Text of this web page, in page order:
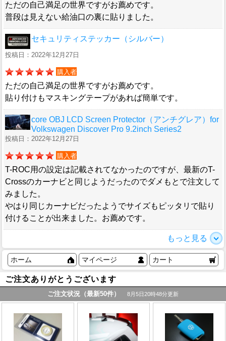
ただの自己満足の世界ですがお薦めです。
普段は見えない給油口の裏に貼りました。
セキュリティステッカー（シルバー）
投稿日：2022年12月27日
購入者
ただの自己満足の世界ですがお薦めです。
貼り付けもマスキングテープがあれば簡単です。
core OBJ LCD Screen Protector（アンチグレア）for
Volkswagen Discover Pro 9.2inch Series2
投稿日：2022年12月27日
購入者
T-ROC用の設定は記載されてなかったのですが、最新のT-
Crossのカーナビと同じようだったのでダメもとで注文して
みました。
やはり同じカーナビだったようでサイズもピッタリで貼り
付けることが出来ました。お薦めです。
もっと見る
ホーム マイページ カート
ご注文ありがとうございます